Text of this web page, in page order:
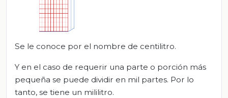
Se le conoce por el nombre de centilitro.
Y en el caso de requerir una parte o porción más
pequeña se puede dividir en mil partes. Por lo
tanto, se tiene un mililitro.